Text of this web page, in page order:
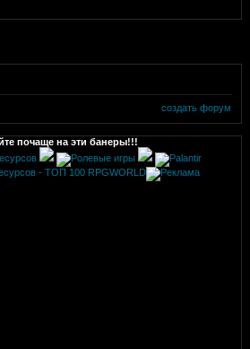
создать форум
почаще на эти банеры!!!